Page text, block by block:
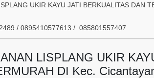
UKIR KAYU JATI BERKUALITAS DAN
/ 0895410577613 / 085801557407
LISPLANG UKIR
DI Kec.